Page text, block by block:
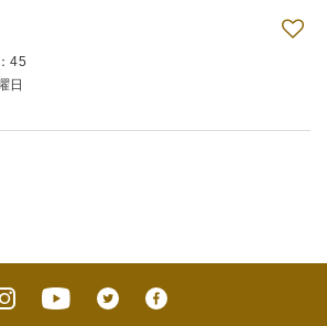
45
日